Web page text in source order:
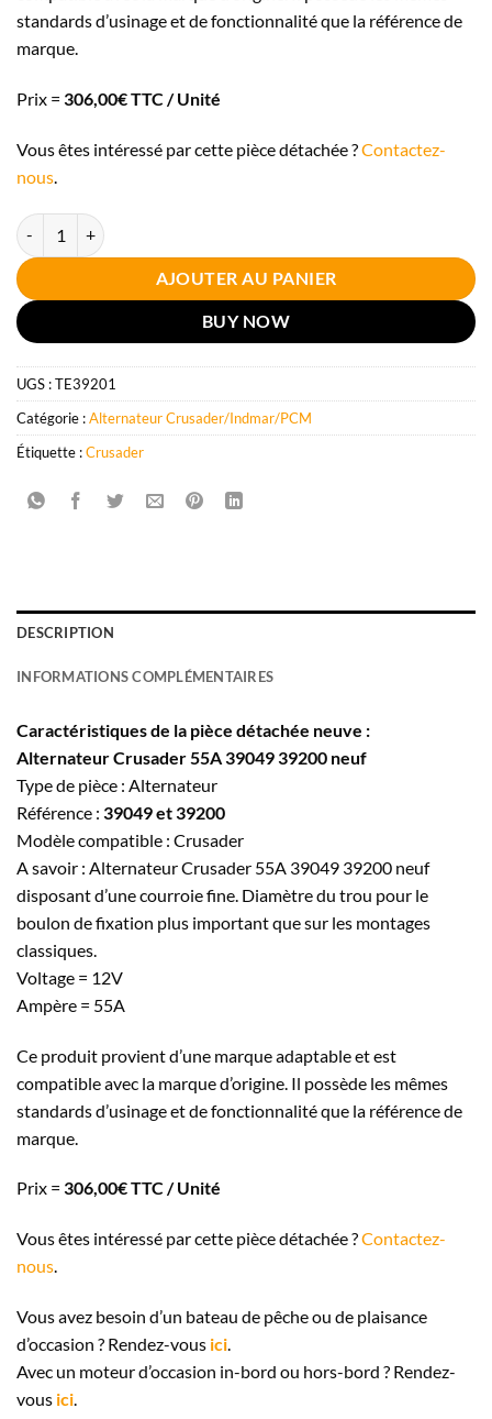
standards d’usinage et de fonctionnalité que la référence de
marque.
Prix = 306,00€ TTC / Unité
Vous êtes intéressé par cette pièce détachée ?Contactez-
nous.
quantité de Alternateur Crusader 55A 39049 39200 neuf
AJOUTER AU PANIER
BUY NOW
UGS :TE39201
Catégorie :Alternateur Crusader/Indmar/PCM
Étiquette :Crusader
DESCRIPTION
INFORMATIONS COMPLÉMENTAIRES
Caractéristiques de la pièce détachée neuve :
Alternateur Crusader 55A 39049 39200 neuf
Type de pièce : Alternateur
Référence : 39049 et 39200
Modèle compatible : Crusader
A savoir : Alternateur Crusader 55A 39049 39200 neuf
disposant d’une courroie fine. Diamètre du trou pour le
boulon de fixation plus important que sur les montages
classiques.
Voltage = 12V
Ampère = 55A
Ce produit provient d’une marque adaptable et est
compatible avec la marque d’origine. Il possède les mêmes
standards d’usinage et de fonctionnalité que la référence de
marque.
Prix = 306,00€ TTC / Unité
Vous êtes intéressé par cette pièce détachée ?Contactez-
nous.
Vous avez besoin d’un bateau de pêche ou de plaisance
d’occasion ? Rendez-vous ici.
Avec un moteur d’occasion in-bord ou hors-bord ? Rendez-
vous ici.